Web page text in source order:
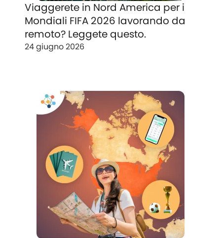
Viaggerete in Nord America per i
Mondiali FIFA 2026 lavorando da
remoto? Leggete questo.
24 giugno 2026